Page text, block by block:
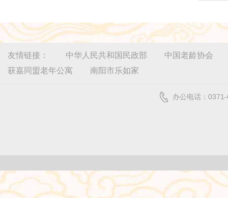
友情链接： 中华人民共和国民政部
中国老龄协会
获嘉同盟老年公寓
南阳市乐如家
办公电话：